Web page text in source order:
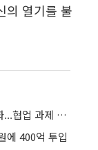
의 열기를 불
중기부, 창업기업 아이디어 소공인이 제품화...협업 과제 43개 선정
에 400억 투입